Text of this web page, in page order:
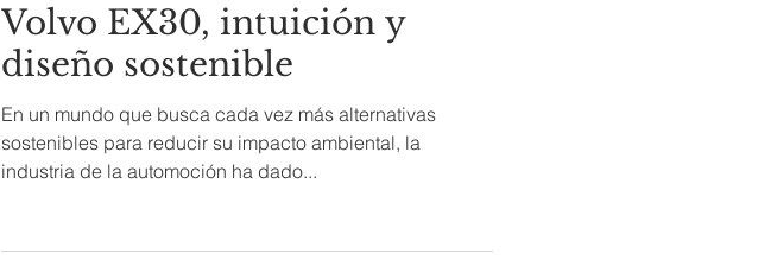
Volvo EX30, intuición y
diseño sostenible
En un mundo que busca cada vez más alternativas
sostenibles para reducir su impacto ambiental, la
industria de la automoción ha dado...